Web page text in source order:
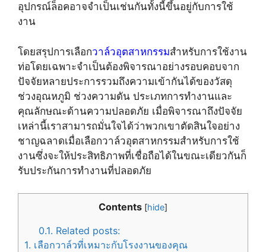
อุปกรณ์ล็อคอาจจำเป็นเช่นกันทั้งนี้ขึ้นอยู่กับการใช้
งาน
โดยสรุปการเลือกวาล์วอุตสาหกรรมสำหรับการใช้งาน
ท่อโดยเฉพาะจำเป็นต้องพิจารณาอย่างรอบคอบจาก
ปัจจัยหลายประการรวมถึงความเข้ากันได้ของวัสดุ
ช่วงอุณหภูมิ ช่วงความดัน ประเภทการทำงานและ
คุณลักษณะด้านความปลอดภัย เมื่อพิจารณาถึงปัจจัย
เหล่านี้เราสามารถมั่นใจได้ว่าพวกเขาตัดสินใจอย่าง
ชาญฉลาดเมื่อเลือกวาล์วอุตสาหกรรมสำหรับการใช้
งานซึ่งจะให้ประสิทธิภาพที่เชื่อถือได้ในขณะเดียวกันก็
รับประกันการทำงานที่ปลอดภัย
Contents [hide]
0.1. Related posts:
1. เลือกวาล์วที่เหมาะกับโรงงานของคุณ